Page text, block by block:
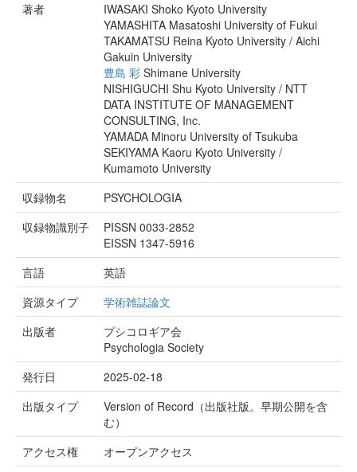
著者
IWASAKI Shoko Kyoto University
YAMASHITA Masatoshi University of Fukui
TAKAMATSU Reina Kyoto University / Aichi
Gakuin University
豊島 彩 Shimane University
NISHIGUCHI Shu Kyoto University / NTT
DATA INSTITUTE OF MANAGEMENT
CONSULTING, Inc.
YAMADA Minoru University of Tsukuba
SEKIYAMA Kaoru Kyoto University /
Kumamoto University
収録物名
PSYCHOLOGIA
収録物識別子
PISSN 0033-2852
EISSN 1347-5916
言語
英語
資源タイプ
学術雑誌論文
出版者
プシコロギア会
Psychologia Society
発行日
2025-02-18
出版タイプ
Version of Record（出版社版。早期公開を含
む）
アクセス権
オープンアクセス